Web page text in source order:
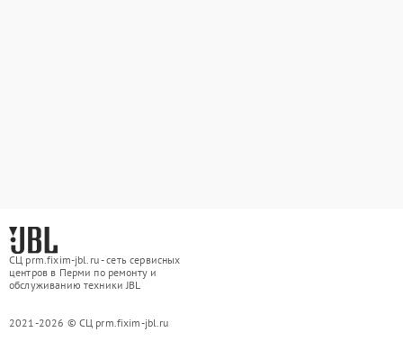
СЦ prm.fixim-jbl.ru - сеть сервисных
центров в Перми по ремонту и
обслуживанию техники JBL
2021-2026 © СЦ prm.fixim-jbl.ru